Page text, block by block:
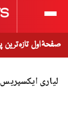
صفحۂ اول تازہ ترین
لیاری